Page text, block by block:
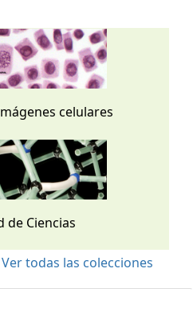
celulares
de Ciencias
Ver todas las colecciones